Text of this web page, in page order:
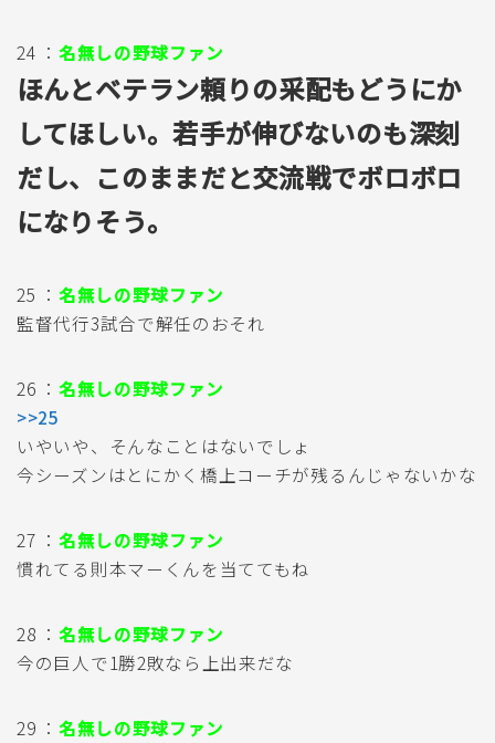
24 ： 名無しの野球ファン
ほんとベテラン頼りの采配もどうにか
してほしい。若手が伸びないのも深刻
だし、このままだと交流戦でボロボロ
になりそう。
25 ： 名無しの野球ファン
監督代行3試合で解任のおそれ
26 ： 名無しの野球ファン
>>25
いやいや、そんなことはないでしょ
今シーズンはとにかく橋上コーチが残るんじゃないかな
27 ： 名無しの野球ファン
慣れてる則本マーくんを当ててもね
28 ： 名無しの野球ファン
今の巨人で1勝2敗なら上出来だな
29 ： 名無しの野球ファン